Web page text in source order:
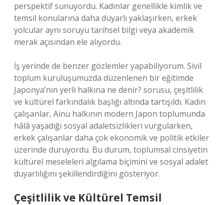
perspektif sunuyordu. Kadınlar genellikle kimlik ve
temsil konularına daha duyarlı yaklaşırken, erkek
yolcular aynı soruyu tarihsel bilgi veya akademik
merak açısından ele alıyordu.
İş yerinde de benzer gözlemler yapabiliyorum. Sivil
toplum kuruluşumuzda düzenlenen bir eğitimde
Japonya’nın yerli halkına ne denir? sorusu, çeşitlilik
ve kültürel farkındalık başlığı altında tartışıldı. Kadın
çalışanlar, Ainu halkının modern Japon toplumunda
hâlâ yaşadığı sosyal adaletsizlikleri vurgularken,
erkek çalışanlar daha çok ekonomik ve politik etkiler
üzerinde duruyordu. Bu durum, toplumsal cinsiyetin
kültürel meseleleri algılama biçimini ve sosyal adalet
duyarlılığını şekillendirdiğini gösteriyor.
Çeşitlilik ve Kültürel Temsil